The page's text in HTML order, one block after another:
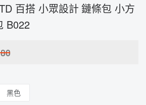
百搭 小眾設計 鏈條包 小方
B022
黑色